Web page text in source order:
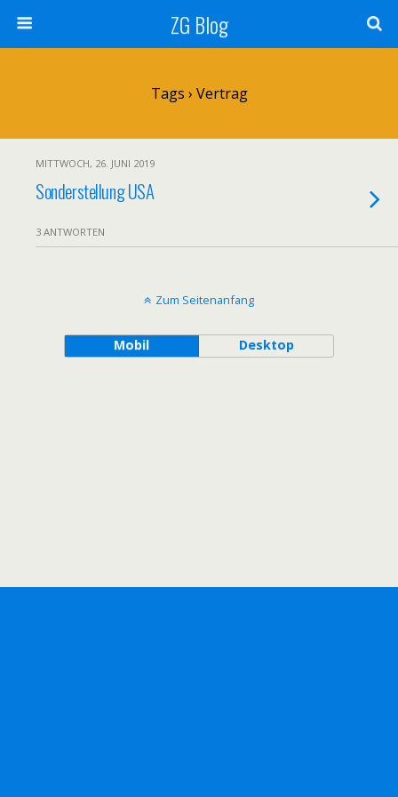
ZG Blog
Tags › Vertrag
MITTWOCH, 26. JUNI 2019
Sonderstellung USA
3 ANTWORTEN
Zum Seitenanfang
Mobil Desktop